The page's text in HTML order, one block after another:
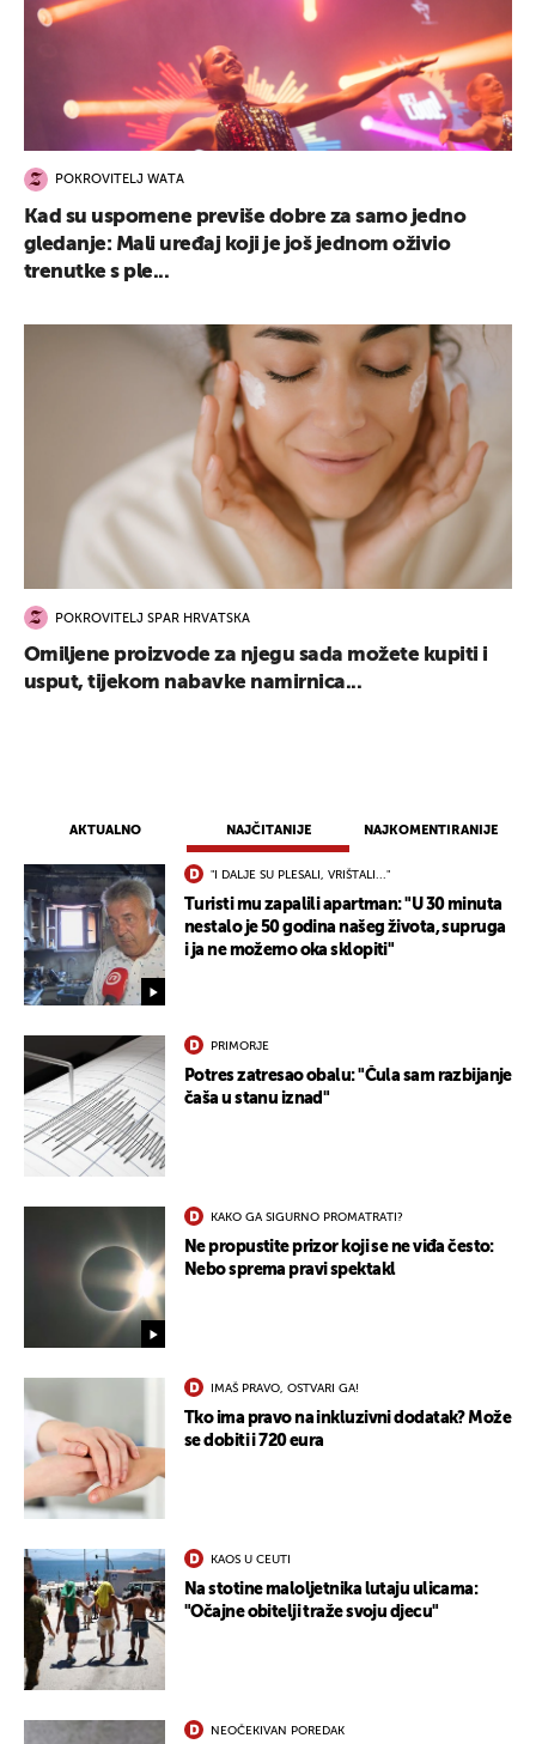
AKTUALNO NAJČITANIJE NAJKOMENTIRANIJE
"I DALJE SU PLESALI, VRIŠTALI..."
Turisti mu zapalili apartman: "U 30 minuta
nestalo je 50 godina našeg života, supruga
i ja ne možemo oka sklopiti"
PRIMORJE
Potres zatresao obalu: "Čula sam razbijanje
čaša u stanu iznad"
KAKO GA SIGURNO PROMATRATI?
Ne propustite prizor koji se ne viđa često:
Nebo sprema pravi spektakl
IMAŠ PRAVO, OSTVARI GA!
Tko ima pravo na inkluzivni dodatak? Može
se dobiti i 720 eura
KAOS U CEUTI
Na stotine maloljetnika lutaju ulicama:
"Očajne obitelji traže svoju djecu"
NEOČEKIVAN POREDAK
POKROVITELJ WATA
Kad su uspomene previše dobre za samo jedno
gledanje: Mali uređaj koji je još jednom oživio
trenutke s ple...
POKROVITELJ SPAR HRVATSKA
Omiljene proizvode za njegu sada možete kupiti i
usput, tijekom nabavke namirnica...